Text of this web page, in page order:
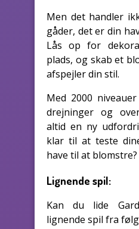
Men det handler
gåder, det er din
Lås op for
plads, og skab et
afspejler din stil.
Med 2000
drejninger og
altid en ny
klar til at teste
have til at blomstre?
Lignende spil:
Kan du lide
lignende spil fra